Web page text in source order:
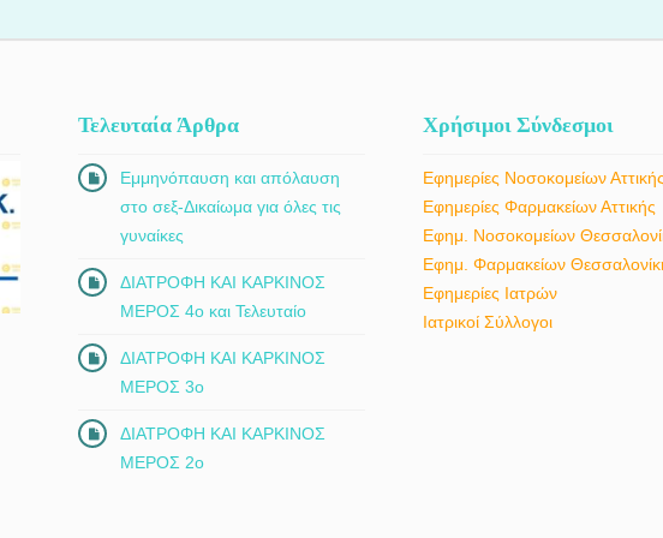
κατάγματα και άλλες ορθοπαιδικές
περιστατικά τραυματισμών και
κατάλληλης συντηρητικής ή
αντιμετώπισης, ανάλογα με τις
Τελευταία Άρθρα
Εμμηνόπαυση και απόλαυση
στο σεξ-Δικαίωμα για όλες τις
γυναίκες
ΔΙΑΤΡΟΦΗ ΚΑΙ ΚΑΡΚΙΝΟΣ
ΜΕΡΟΣ 4ο και Τελευταίο
ΔΙΑΤΡΟΦΗ ΚΑΙ ΚΑΡΚΙΝΟΣ
ΜΕΡΟΣ 3ο
ΔΙΑΤΡΟΦΗ ΚΑΙ ΚΑΡΚΙΝΟΣ
ΜΕΡΟΣ 2ο
Χρήσιμοι Σύνδεσμοι
Εφημερίες Νοσοκομείων Αττικής
Εφημερίες Φαρμακείων Αττικής
Εφημ. Νοσοκομείων
Εφημ. Φαρμακείων
Εφημερίες Ιατρών
Ιατρικοί Σύλλογοι